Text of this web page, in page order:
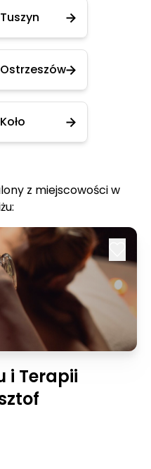
z miejscowości w
i Terapii